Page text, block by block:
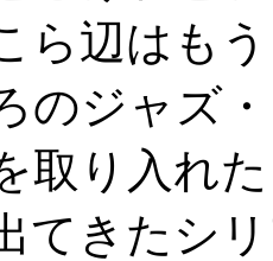
ら辺はも
のジャズ
取り入れ
てきたシ